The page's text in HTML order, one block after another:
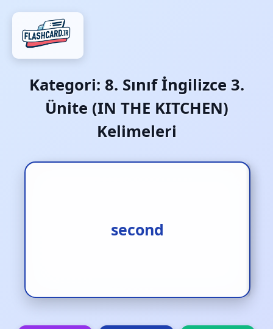
Kategori: 8. Sınıf İngilizce 3.
Ünite (IN THE KITCHEN)
Kelimeleri
second
ikinci olarak